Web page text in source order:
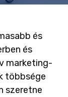
és
és
marketing-
többsége
szeretne